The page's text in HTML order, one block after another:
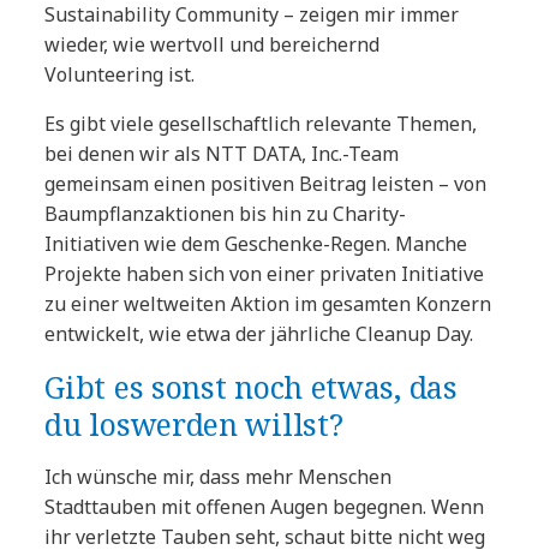
Sustainability Community – zeigen mir immer
wieder, wie wertvoll und bereichernd
Volunteering ist.
Es gibt viele gesellschaftlich relevante Themen,
bei denen wir als NTT DATA, Inc.-Team
gemeinsam einen positiven Beitrag leisten – von
Baumpflanzaktionen bis hin zu Charity-
Initiativen wie dem Geschenke-Regen. Manche
Projekte haben sich von einer privaten Initiative
zu einer weltweiten Aktion im gesamten Konzern
entwickelt, wie etwa der jährliche Cleanup Day.
Gibt es sonst noch etwas, das
du loswerden willst?
Ich wünsche mir, dass mehr Menschen
Stadttauben mit offenen Augen begegnen. Wenn
ihr verletzte Tauben seht, schaut bitte nicht weg